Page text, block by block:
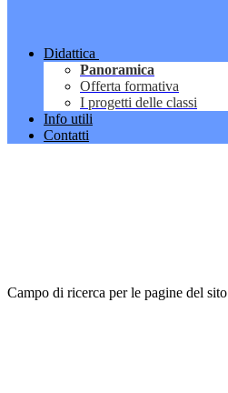
Didattica
Panoramica
Offerta formativa
I progetti delle classi
Info utili
Contatti
Campo di ricerca per le pagine del sito